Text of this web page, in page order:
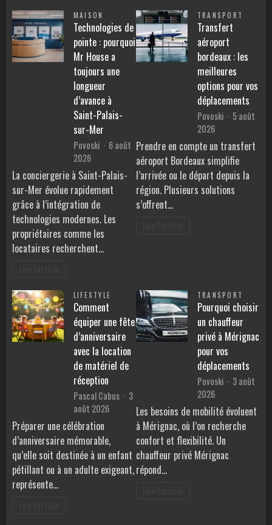
MAISON
Technologies de
pointe : pourquoi
Mr House a
toujours une
longueur
d’avance à
Saint-Palais-
sur-Mer
Povoski
6 août
2026
La conciergerie à Saint-Palais-
sur-Mer évolue rapidement
grâce à l’intégration de
technologies modernes. Les
propriétaires comme les
locataires recherchent…
TRANSPORT
Transfert
aéroport
bordeaux : les
meilleures
options pour vos
déplacements
Povoski
5 août
2026
Prendre en compte un transfert
aéroport Bordeaux simplifie
l’arrivée ou le départ depuis la
région. Plusieurs solutions
s’offrent…
LIFESTYLE
Comment
équiper une fête
d’anniversaire
avec la location
de matériel de
réception
Pascal Cabus
3
août 2026
Préparer une célébration
d’anniversaire mémorable,
qu’elle soit destinée à un enfant
pétillant ou à un adulte exigeant,
représente…
TRANSPORT
Pourquoi choisir
un chauffeur
privé à Mérignac
pour vos
déplacements
Povoski
3 août
2026
Les besoins de mobilité évoluent
à Mérignac, où l’on recherche
confort et flexibilité. Un
chauffeur privé Mérignac
répond…